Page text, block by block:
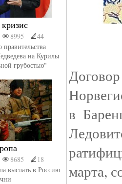
8995
44
правительства
на Курилы
грубостью"
8685
18
выслать в Россию
в
марта,